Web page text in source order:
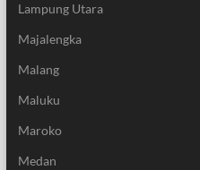
Lampung Utara
Majalengka
Malang
Maluku
Maroko
Medan